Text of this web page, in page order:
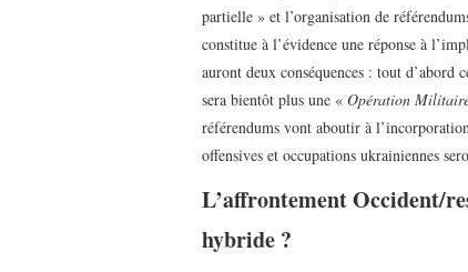
partielle » et l’organisation de
constitue à l’évidence une réponse à
auront deux conséquences : tout d’abord
sera bientôt plus une « Opération
référendums vont aboutir à
offensives et occupations ukrainiennes
L’affrontement Occident/
hybride ?